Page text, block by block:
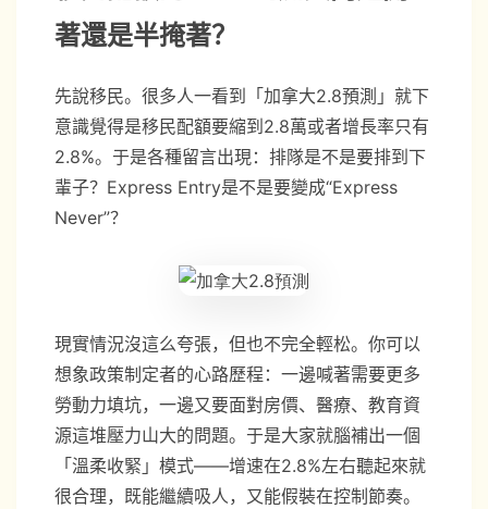
著還是半掩著？
先說移民。很多人一看到「加拿大2.8預測」就下
意識覺得是移民配額要縮到2.8萬或者增長率只有
2.8%。于是各種留言出現：排隊是不是要排到下
輩子？Express Entry是不是要變成“Express
Never”？
現實情況沒這么夸張，但也不完全輕松。你可以
想象政策制定者的心路歷程：一邊喊著需要更多
勞動力填坑，一邊又要面對房價、醫療、教育資
源這堆壓力山大的問題。于是大家就腦補出一個
「溫柔收緊」模式——增速在2.8%左右聽起來就
很合理，既能繼續吸人，又能假裝在控制節奏。